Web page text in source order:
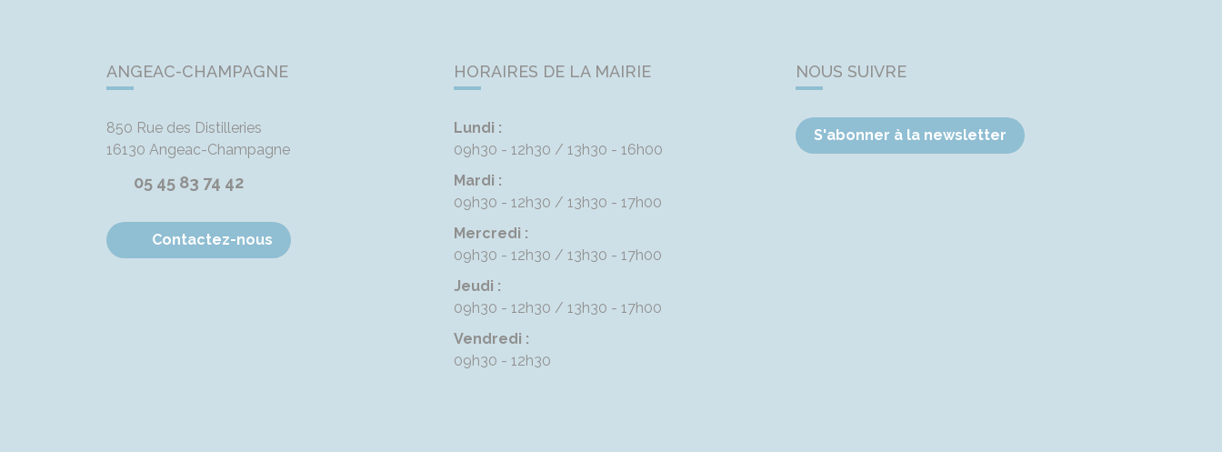
ANGEAC-CHAMPAGNE
850 Rue des Distilleries
16130 Angeac-Champagne
05 45 83 74 42
Contactez-nous
HORAIRES DE LA MAIRIE
Lundi :
09h30 - 12h30
13h30 - 16h00
Mardi :
09h30 - 12h30
13h30 - 17h00
Mercredi :
09h30 - 12h30
13h30 - 17h00
Jeudi :
09h30 - 12h30
13h30 - 17h00
Vendredi :
09h30 - 12h30
NOUS SUIVRE
S'abonner à la newsletter